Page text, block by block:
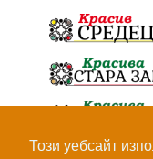
Този уебсайт